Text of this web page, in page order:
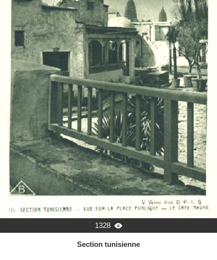
1328 
Section tunisienne